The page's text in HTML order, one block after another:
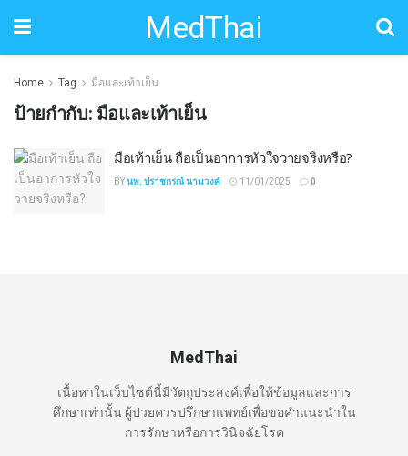
MedThai
Home Tag มือและเท้าเย็น
ป้ายกำกับ: มือและเท้าเย็น
มือเท้าเย็น ถือเป็นอาการหัวใจวายจริงหรือ?
BYนพ. ปราชกรณ์ นามวงค์ 11/01/2025 0
MedThai
เนื้อหาในเว็บไซต์นี้มีวัตถุประสงค์เพื่อให้ข้อมูลและการ
ศึกษาเท่านั้น ผู้ป่วยควรปรึกษาแพทย์เพื่อขอคำแนะนำใน
การรักษาหรือการวินิจฉัยโรค